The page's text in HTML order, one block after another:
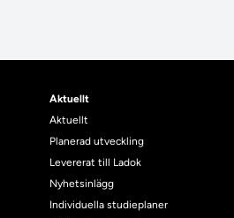
Aktuellt
Aktuellt
Planerad utveckling
Levererat till Ladok
Nyhetsinlägg
Individuella studieplaner